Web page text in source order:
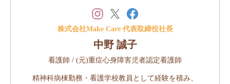
株式会社Make Care 代表取締役社長
中野 誠子
看護師 / (元)重症心身障害児者認定看護師
精神科病棟勤務・看護学校教員として経験を積み、